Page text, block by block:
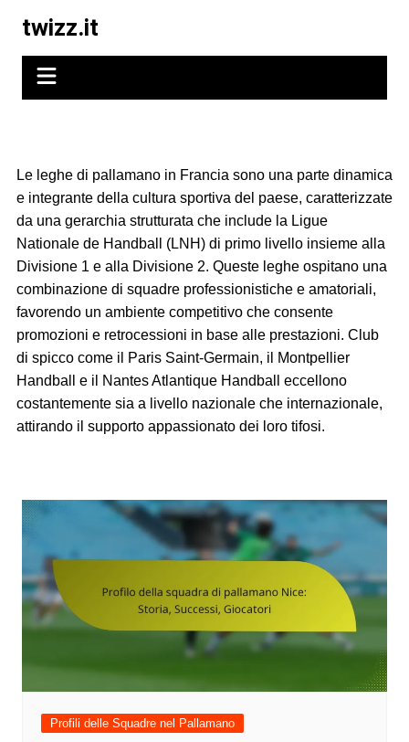
content
twizz.it
Le leghe di pallamano in Francia sono una parte dinamica
e integrante della cultura sportiva del paese, caratterizzate
da una gerarchia strutturata che include la Ligue
Nationale de Handball (LNH) di primo livello insieme alla
Divisione 1 e alla Divisione 2. Queste leghe ospitano una
combinazione di squadre professionistiche e amatoriali,
favorendo un ambiente competitivo che consente
promozioni e retrocessioni in base alle prestazioni. Club
di spicco come il Paris Saint-Germain, il Montpellier
Handball e il Nantes Atlantique Handball eccellono
costantemente sia a livello nazionale che internazionale,
attirando il supporto appassionato dei loro tifosi.
Profili delle Squadre nel Pallamano